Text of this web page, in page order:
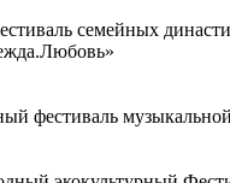
семейных
фестиваль